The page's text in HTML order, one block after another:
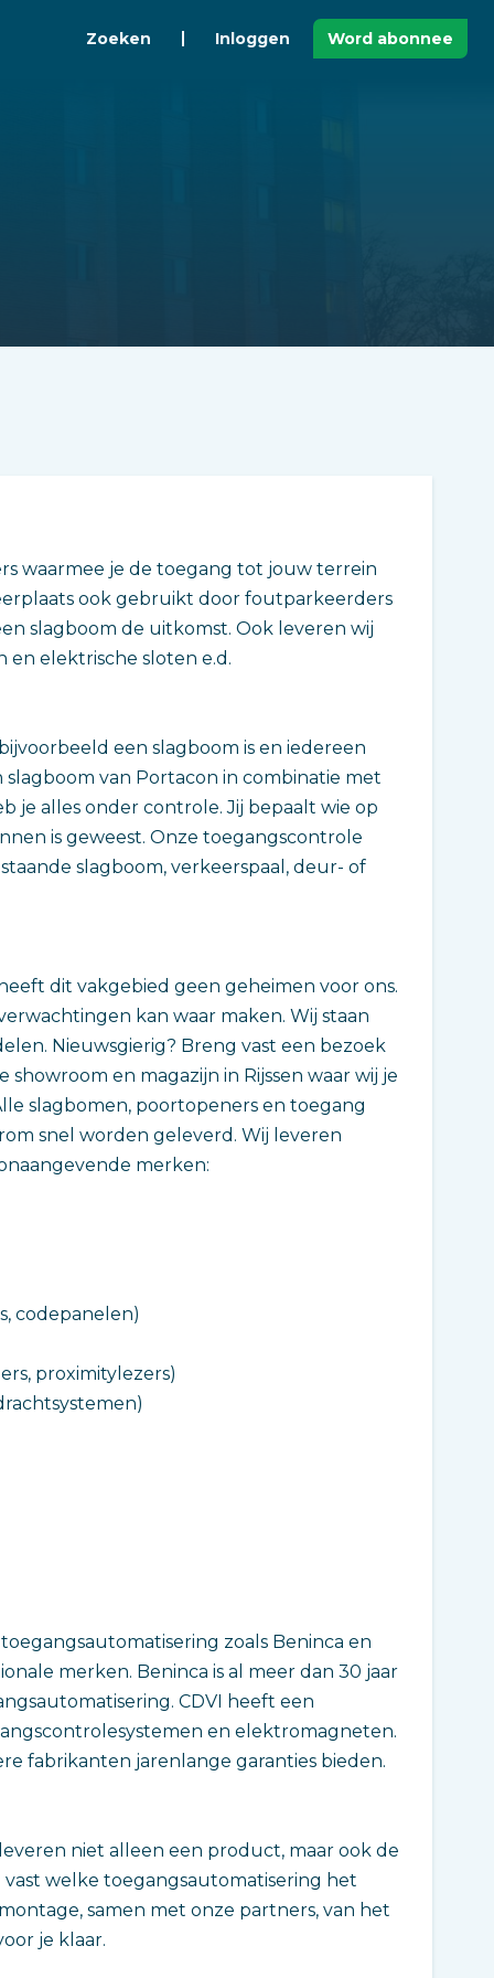
Zoeken Inloggen Word abonnee
waarmee je de toegang tot jouw terrein
ook gebruikt door foutparkeerders
slagboom de uitkomst. Ook leveren wij
en elektrische sloten e.d.
een slagboom is en iedereen
van Portacon in combinatie met
je alles onder controle. Jij bepaalt wie op
is geweest. Onze toegangscontrole
slagboom, verkeerspaal, deur- of
dit vakgebied geen geheimen voor ons.
kan waar maken. Wij staan
Nieuwsgierig? Breng vast een bezoek
en magazijn in Rijssen waar wij je
slagbomen, poortopeners en toegang
snel worden geleverd. Wij leveren
merken:
codepanelen)
proximitylezers)
zoals Beninca en
merken. Beninca is al meer dan 30 jaar
CDVI heeft een
en elektromagneten.
fabrikanten jarenlange garanties bieden.
niet alleen een product, maar ook de
welke toegangsautomatisering het
samen met onze partners, van het
je klaar.